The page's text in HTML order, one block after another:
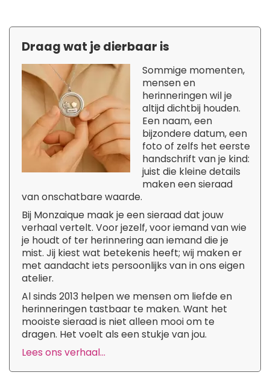
Draag wat je dierbaar is
Sommige momenten,
mensen en
herinneringen wil je
altijd dichtbij houden.
Een naam, een
bijzondere datum, een
foto of zelfs het eerste
handschrift van je kind:
juist die kleine details
maken een sieraad
van onschatbare waarde.
Bij Monzaique maak je een sieraad dat jouw
verhaal vertelt. Voor jezelf, voor iemand van wie
je houdt of ter herinnering aan iemand die je
mist. Jij kiest wat betekenis heeft; wij maken er
met aandacht iets persoonlijks van in ons eigen
atelier.
Al sinds 2013 helpen we mensen om liefde en
herinneringen tastbaar te maken. Want het
mooiste sieraad is niet alleen mooi om te
dragen. Het voelt als een stukje van jou.
Lees ons verhaal...